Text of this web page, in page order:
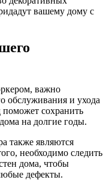
вашему дому с
важно
обслуживания и ухода
сохранить
на долгие годы.
также являются
необходимо следить
дома, чтобы
дефекты.